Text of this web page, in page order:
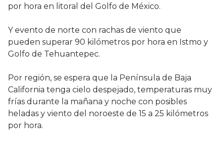
por hora en litoral del Golfo de México.
Y evento de norte con rachas de viento que
pueden superar 90 kilómetros por hora en Istmo y
Golfo de Tehuantepec.
Por región, se espera que la Península de Baja
California tenga cielo despejado, temperaturas muy
frías durante la mañana y noche con posibles
heladas y viento del noroeste de 15 a 25 kilómetros
por hora.